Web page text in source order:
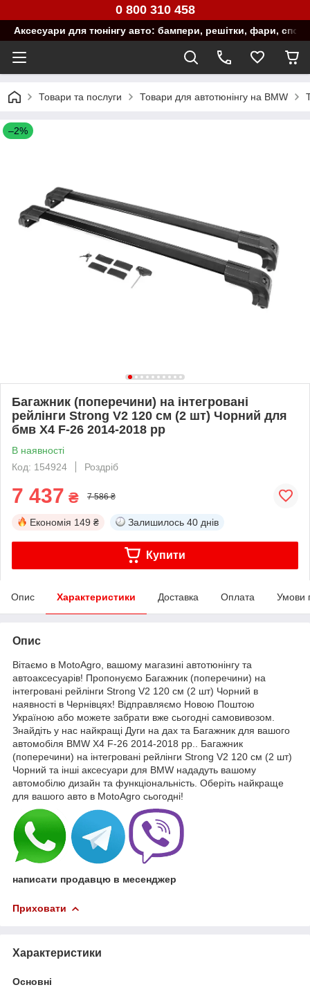
0 800 310 458
Аксесуари для тюнінгу авто: бампери, решітки, фари,
Товари та послуги Товари для автотюнінгу на BMW
–2%
Багажник (поперечини) на інтегровані
рейлінги Strong V2 120 см (2 шт) Чорний для
бмв X4 F-26 2014-2018 рр
В наявності
Код: 154924
Роздріб
7 437 ₴ 7 586 ₴
Економія 149 ₴ Залишилось 40 днів
Купити
Опис Характеристики Доставка Оплата Умови
Опис
Вітаємо в MotoAgro, вашому магазині автотюнінгу та
автоаксесуарів! Пропонуємо Багажник (поперечини) на
інтегровані рейлінги Strong V2 120 см (2 шт) Чорний в
наявності в Чернівцях! Відправляємо Новою Поштою
Україною або можете забрати вже сьогодні самовивозом.
Знайдіть у нас найкращі Дуги на дах та Багажник для вашого
автомобіля BMW X4 F-26 2014-2018 рр.. Багажник
(поперечини) на інтегровані рейлінги Strong V2 120 см (2 шт)
Чорний та інші аксесуари для BMW нададуть вашому
автомобілю дизайн та функціональність. Оберіть найкраще
для вашого авто в MotoAgro сьогодні!
написати продавцю в месенджер
Приховати
Характеристики
Основні